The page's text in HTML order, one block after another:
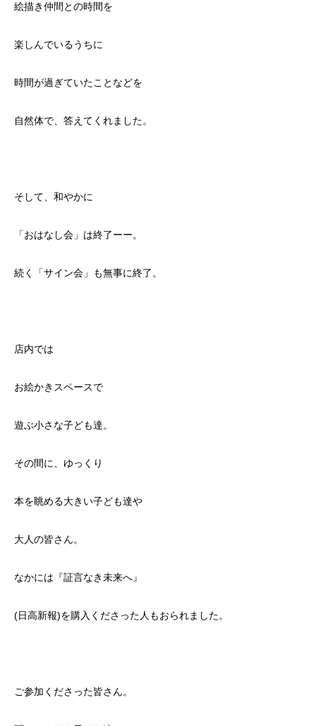
絵描き仲間との時間を
楽しんでいるうちに
時間が過ぎていたことなどを
自然体で、答えてくれました。
そして、和やかに
「おはなし会」は終了ーー。
続く「サイン会」も無事に終了。
店内では
お絵かきスペースで
遊ぶ小さな子ども達。
その間に、ゆっくり
本を眺める大きい子ども達や
大人の皆さん。
なかには『証言なき未来へ』
(日高新報)を購入くださった人もおられました。
ご参加くださった皆さん。